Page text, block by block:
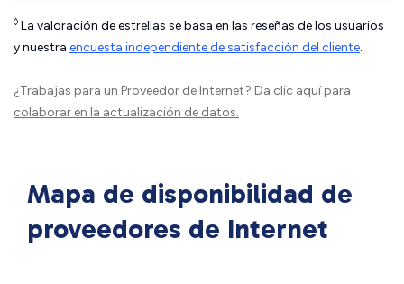
◊ La valoración de estrellas se basa en las reseñas de los usuarios
y nuestra encuesta independiente de satisfacción del cliente.
¿Trabajas para un Proveedor de Internet? Da clic aquípara
colaborar en la actualización de datos.
Mapa de disponibilidad de
proveedores de Internet